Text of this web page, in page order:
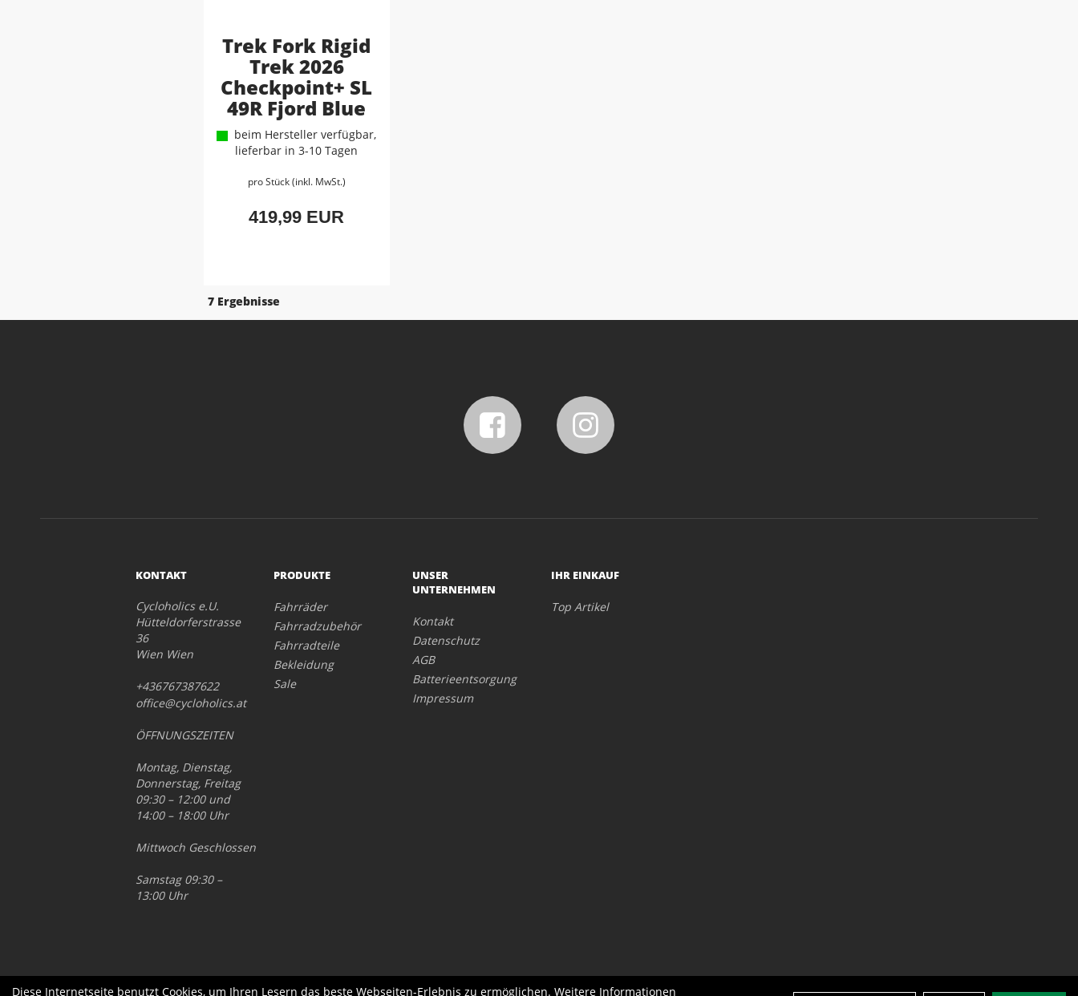
Trek Fork Rigid
Trek 2026
Checkpoint+ SL
49R Fjord Blue
beim Hersteller verfügbar,
lieferbar in 3-10 Tagen
pro Stück (inkl. MwSt.)
419,99 EUR
7 Ergebnisse
KONTAKT
Cycloholics e.U.
Hütteldorferstrasse
36
Wien Wien
+436767387622
office@cycloholics.at
ÖFFNUNGSZEITEN
Montag, Dienstag,
Donnerstag, Freitag
09:30 – 12:00 und
14:00 – 18:00 Uhr
Mittwoch Geschlossen
Samstag 09:30 –
13:00 Uhr
PRODUKTE
Fahrräder
Fahrradzubehör
Fahrradteile
Bekleidung
Sale
UNSER
UNTERNEHMEN
Kontakt
Datenschutz
AGB
Batterieentsorgung
Impressum
IHR EINKAUF
Top Artikel
Diese Internetseite benutzt Cookies, um Ihren Lesern das beste Webseiten-Erlebnis zu ermöglichen. Weitere Informationen